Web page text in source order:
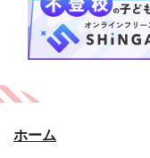
ホーム